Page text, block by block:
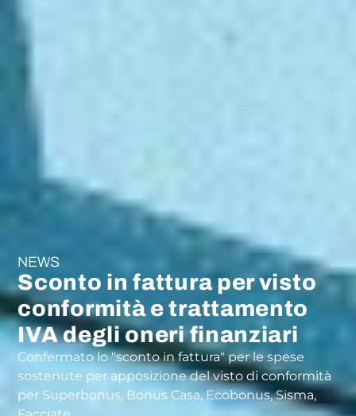
NEWS
Sconto in fattura per visto
conformità e trattamento
IVA degli oneri finanziari
Confermato lo "sconto in fattura" per le spese
sostenute per apposizione del visto di conformità
per Superbonus, Bonus Casa, Ecobonus, Sisma,